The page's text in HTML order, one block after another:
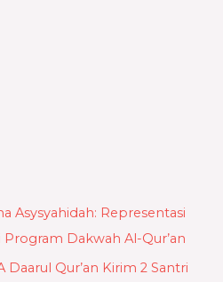
Asysyahidah: Representasi
Program Dakwah Al-Qur’an
Daarul Qur’an Kirim 2 Santri